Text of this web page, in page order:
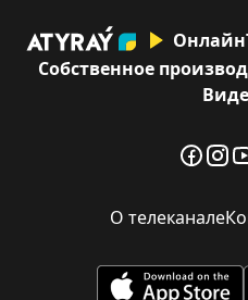
Онлайн
Собственное
О телеканале